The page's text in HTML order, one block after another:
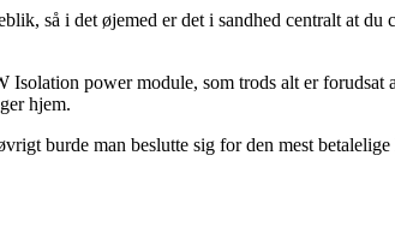
så i det øjemed er det i sandhed centralt at du
power module, som trods alt er forudsat
hjem.
burde man beslutte sig for den mest